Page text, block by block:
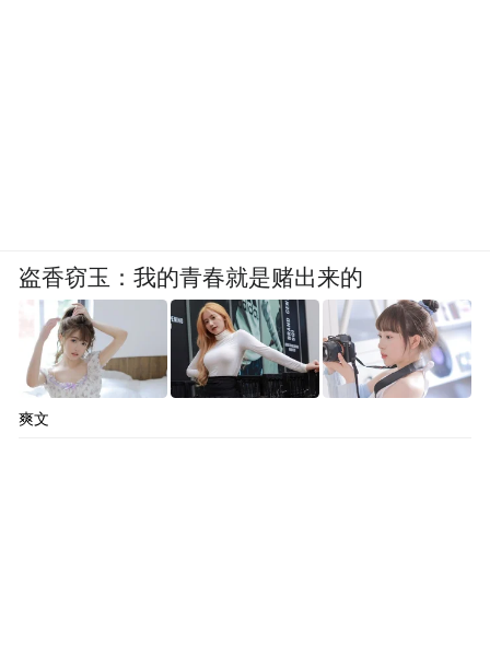
盗香窃玉：我的青春就是赌出来的
爽文